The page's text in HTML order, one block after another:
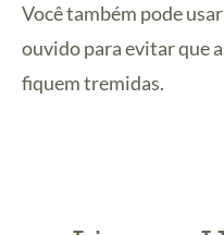
Você também pode
ouvido para evitar que
fiquem tremidas.